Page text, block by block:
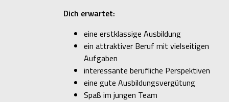
Dich erwartet:
eine erstklassige Ausbildung
ein attraktiver Beruf mit vielseitigen
Aufgaben
interessante berufliche Perspektiven
eine gute Ausbildungsvergütung
Spaß im jungen Team